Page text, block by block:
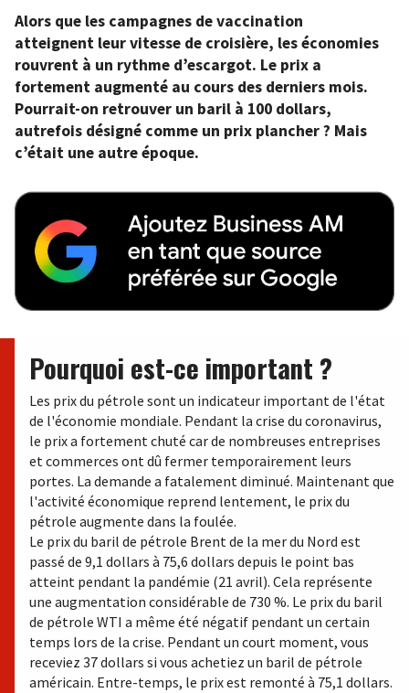
Alors que les campagnes de vaccination
atteignent leur vitesse de croisière, les économies
rouvrent à un rythme d’escargot. Le prix a
fortement augmenté au cours des derniers mois.
Pourrait-on retrouver un baril à 100 dollars,
autrefois désigné comme un prix plancher ? Mais
c’était une autre époque.
Pourquoi est-ce important ?
Les prix du pétrole sont un indicateur important de l'état
de l'économie mondiale. Pendant la crise du coronavirus,
le prix a fortement chuté car de nombreuses entreprises
et commerces ont dû fermer temporairement leurs
portes. La demande a fatalement diminué. Maintenant que
l'activité économique reprend lentement, le prix du
pétrole augmente dans la foulée.
Le prix du baril de pétrole Brent de la mer du Nord est
passé de 9,1 dollars à 75,6 dollars depuis le point bas
atteint pendant la pandémie (21 avril). Cela représente
une augmentation considérable de 730 %. Le prix du baril
de pétrole WTI a même été négatif pendant un certain
temps lors de la crise. Pendant un court moment, vous
receviez 37 dollars si vous achetiez un baril de pétrole
américain. Entre-temps, le prix est remonté à 75,1 dollars.